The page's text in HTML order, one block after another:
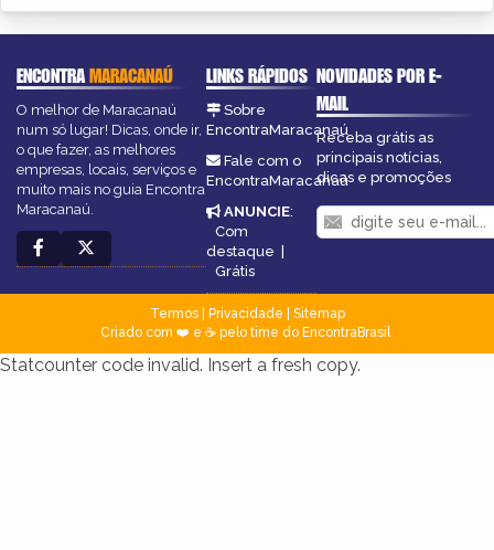
ENCONTRAMARACANAÚ
O melhor de Maracanaú
num só lugar! Dicas, onde ir,
o que fazer, as melhores
empresas, locais, serviços e
muito mais no guia Encontra
Maracanaú.
LINKS RÁPIDOS
Sobre
EncontraMaracanaú
Fale com o
EncontraMaracanaú
ANUNCIE:
Com
destaque |
Grátis
NOVIDADES POR E-
MAIL
Receba grátis as
principais notícias,
dicas e promoções
Termos| Privacidade
Sitemap
Criado com ❤️ e ☕ pelo time do EncontraBrasil
Statcounter code invalid. Insert a fresh copy.